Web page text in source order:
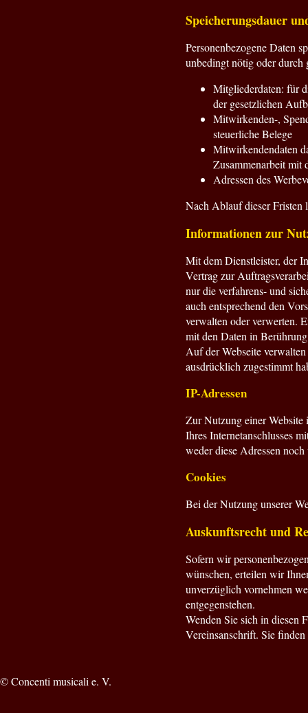
Speicherungsdauer
Personenbezogene Daten
unbedingt nötig oder
Mitgliederdaten: für
der gesetzlichen
Mitwirkenden-,
steuerliche Belege
Mitwirkendendaten
Zusammenarbeit mit
Adressen des
Nach Ablauf dieser Fristen
Informationen zur
Mit dem Dienstleister, der
Vertrag zur
nur die verfahrens- und
auch entsprechend den
verwalten oder verwerten.
mit den Daten in
Auf der Webseite
ausdrücklich zugestimmt
IP-Adressen
Zur Nutzung einer Website
Ihres Internetanschlusses
weder diese Adressen
Cookies
Bei der Nutzung unserer
Auskunftsrecht und
Sofern wir
wünschen, erteilen wir
unverzüglich vornehmen
entgegenstehen.
Wenden Sie sich in diesen
Vereinsanschrift. Sie
© Concenti musicali e. V.